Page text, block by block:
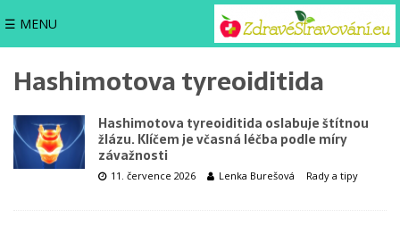
☰ MENU
Hashimotova tyreoiditida
Hashimotova tyreoiditida oslabuje štítnou
žlázu. Klíčem je včasná léčba podle míry
závažnosti
11. července 2026 Lenka Burešová Rady a tipy